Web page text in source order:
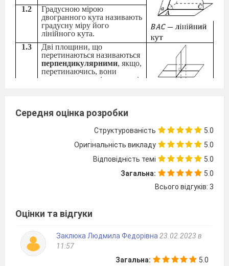
1.2
Градусною мірою
двогранного кута називають
градусну міру його
лінійного кута.
1.3
Дві площини, що
перетинаються називаються
перпендикулярними, якщо,
перетинаючись, вони
утворюють прямі двогранні
1.4
Теорема (ознака
через пряму,
перпендикулярну до другої
площини, то ці площини
прямоїназивається
довжина перпендикуляра,
прямої
АВ – відстань
Відстанню від точки до
Середня оцінка розробки
Структурованість
5.0
Оригінальність викладу
5.0
Відповідність темі
5.0
Загальна:
5.0
Всього відгуків: 3
Оцінки та відгуки
Заклюка Людмила Федорівна 23.02.2023 в
11:57
Загальна:
5.0